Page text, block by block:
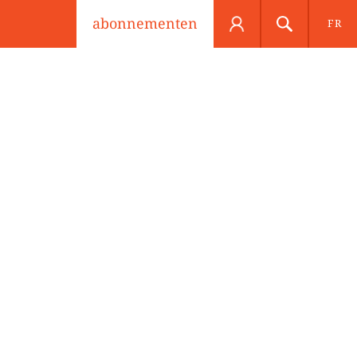
FR
abonnementen